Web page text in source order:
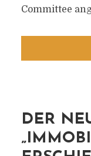
Committee
DER